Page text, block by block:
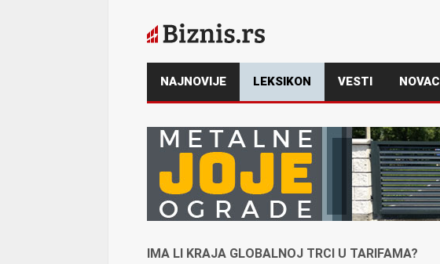
NAJNOVIJE LEKSIKON VESTI NOVAC
IMA LI KRAJA GLOBALNOJ TRCI U TARIFAMA?